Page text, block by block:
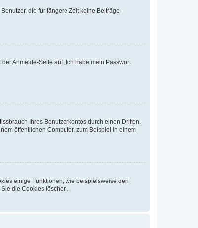
die für längere Zeit keine Beiträge
Anmelde-Seite auf „Ich habe mein Passwort
Ihres Benutzerkontos durch einen Dritten.
öffentlichen Computer, zum Beispiel in einem
einige Funktionen, wie beispielsweise den
die Cookies löschen.